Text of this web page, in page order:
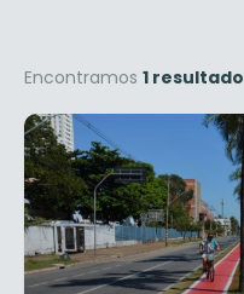
Encontramos 1 resultado